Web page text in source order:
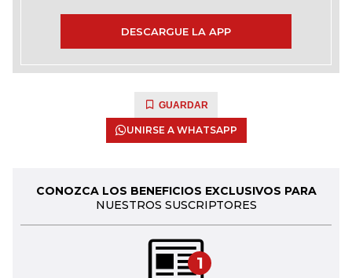
DESCARGUE LA APP
GUARDAR
UNIRSE A WHATSAPP
CONOZCA LOS BENEFICIOS EXCLUSIVOS PARA
NUESTROS SUSCRIPTORES
1